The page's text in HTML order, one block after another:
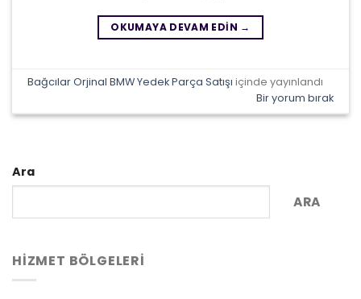
OKUMAYA DEVAM EDIN →
Bağcılar Orjinal BMW Yedek Parça Satışı içinde yayınlandı
Bir yorum bırak
Ara
ARA
HIZMET BÖLGELERI